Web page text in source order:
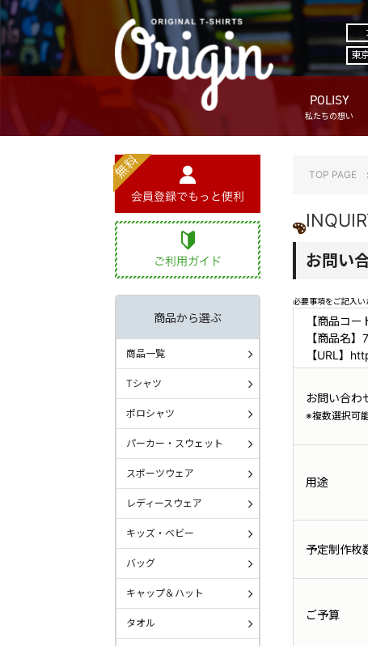
POLISY
私たちの想い
東
TOP PAGE
お問い
必要事項をご記入い
【商品コ
【商品名
【URL】
お問い合わ
※複数選択可
用途
予定制作枚
ご予算
商品から選ぶ
商品一覧
Tシャツ
ポロシャツ
パーカー・スウェット
スポーツウェア
レディースウェア
キッズ・ベビー
バッグ
キャップ＆ハット
タオル